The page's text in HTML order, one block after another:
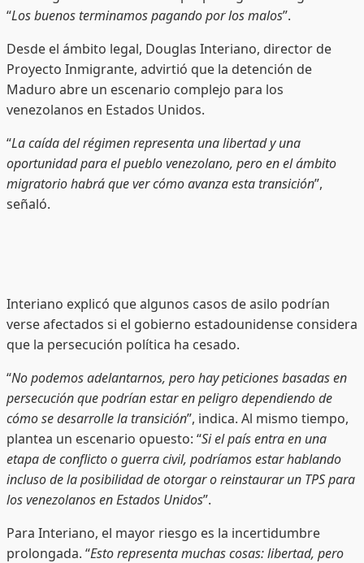
“Los buenos terminamos pagando por los malos”.
Desde el ámbito legal, Douglas Interiano, director de
Proyecto Inmigrante, advirtió que la detención de
Maduro abre un escenario complejo para los
venezolanos en Estados Unidos.
“La caída del régimen representa una libertad y una
oportunidad para el pueblo venezolano, pero en el ámbito
migratorio habrá que ver cómo avanza esta transición”,
señaló.
Interiano explicó que algunos casos de asilo podrían
verse afectados si el gobierno estadounidense considera
que la persecución política ha cesado.
“No podemos adelantarnos, pero hay peticiones basadas en
persecución que podrían estar en peligro dependiendo de
cómo se desarrolle la transición”, indica. Al mismo tiempo,
plantea un escenario opuesto: “Si el país entra en una
etapa de conflicto o guerra civil, podríamos estar hablando
incluso de la posibilidad de otorgar o reinstaurar un TPS para
los venezolanos en Estados Unidos”.
Para Interiano, el mayor riesgo es la incertidumbre
prolongada. “Esto representa muchas cosas: libertad, pero